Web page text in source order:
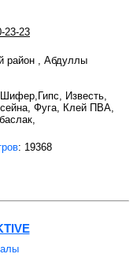
23-23
район , Абдуллы
Известь,
Фуга, Клей ПВА,
: 19368